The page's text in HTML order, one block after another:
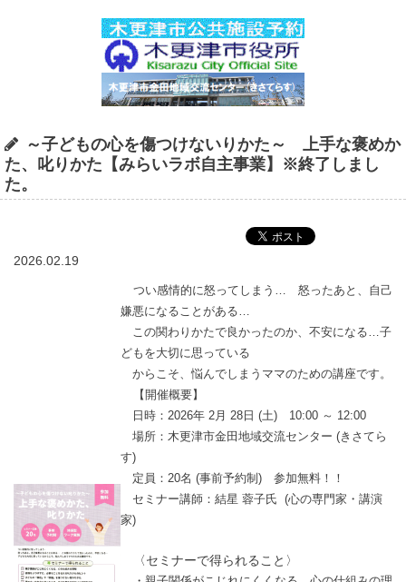
～子どもの心を傷つけないりかた～ 上手な褒めか
た、叱りかた【みらいラボ自主事業】※終了しまし
た。
2026.02.19
つい感情的に怒ってしまう… 怒ったあと、自己
嫌悪になることがある…
この関わりかたで良かったのか、不安になる…子
どもを大切に思っている
からこそ、 悩んでしまうママのための講座です。
【開催概要】
日時：2026年 2月 28日 (土) 10:00 ～ 12:00
場所：木更津市金田地域交流センター (きさてら
す)
定員：20名 (事前予約制) 参加無料！！
セミナー講師：結星 蓉子氏 (心の専門家・講演
家)
〈セミナーで得られること〉